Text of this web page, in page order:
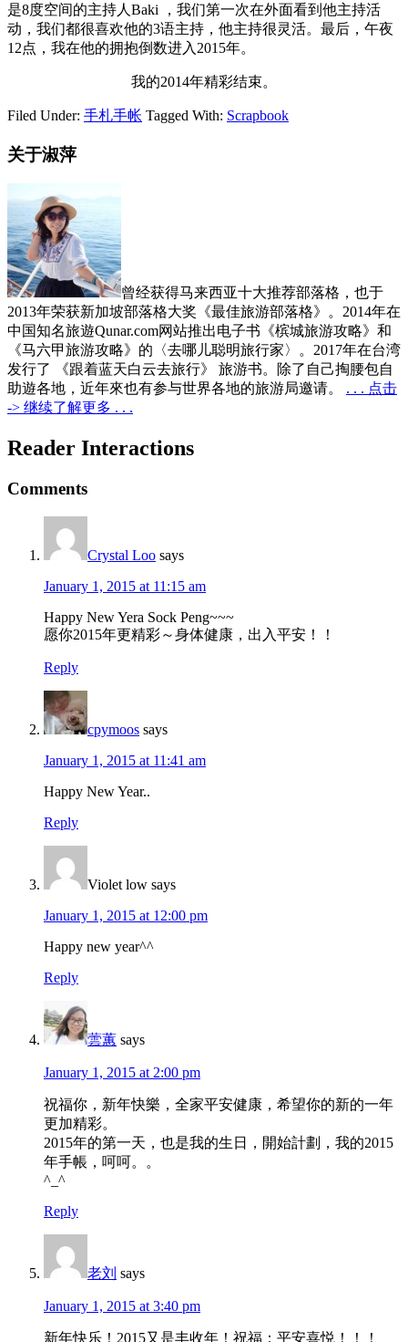
是8度空间的主持人Baki ，我们第一次在外面看到他主持活
动，我们都很喜欢他的3语主持，他主持很灵活。最后，午夜
12点，我在他的拥抱倒数进入2015年。
我的2014年精彩结束。
Filed Under: 手札手帐 Tagged With: Scrapbook
关于淑萍
曾经获得马来西亚十大推荐部落格，也于
2013年荣获新加坡部落格大奖《最佳旅游部落格》。2014年在
中国知名旅遊Qunar.com网站推出电子书《槟城旅游攻略》和
《马六甲旅游攻略》的〈去哪儿聪明旅行家〉。2017年在台湾
发行了 《跟着蓝天白云去旅行》 旅游书。除了自己掏腰包自
助遊各地，近年來也有参与世界各地的旅游局邀请。 . . . 点击
-> 继续了解更多 . . .
Reader Interactions
Comments
Crystal Loo says
January 1, 2015 at 11:15 am
Happy New Yera Sock Peng~~~
愿你2015年更精彩～身体健康，出入平安！！
Reply
cpymoos says
January 1, 2015 at 11:41 am
Happy New Year..
Reply
Violet low says
January 1, 2015 at 12:00 pm
Happy new year^^
Reply
蕓蕙 says
January 1, 2015 at 2:00 pm
祝福你，新年快樂，全家平安健康，希望你的新的一年
更加精彩。
2015年的第一天，也是我的生日，開始計劃，我的2015
年手帳，呵呵。。
^_^
Reply
老刘 says
January 1, 2015 at 3:40 pm
新年快乐！2015又是丰收年！祝福：平安喜悦！！！